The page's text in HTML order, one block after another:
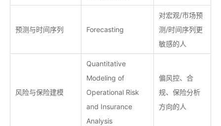
预测与时间序列 Forecasting
对宏观/市场预
测/时间序列更
敏感的人
风险与保险建模
Quantitative
Modeling of
Operational Risk
and Insurance
Analysis
偏风控、合
规、保险分析
方向的人